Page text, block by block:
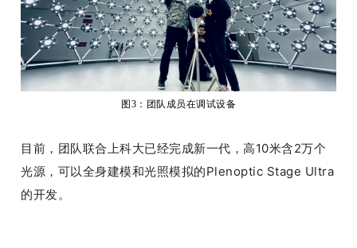
图 3 ： 团队成员在调试设备
目前，团队联合上科大已经完成新一代，高10米含2万个
光源，可以全身建模和光照模拟的Plenoptic Stage Ultra
的开发。